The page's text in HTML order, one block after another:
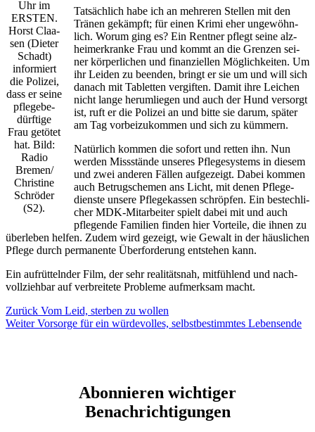
Uhr im
ERSTEN.
Horst Claa­
sen (Die­ter
Schadt)
infor­miert
die Poli­zei,
dass er sei­ne
pfle­ge­be­
dürf­ti­ge
Frau getö­tet
hat. Bild:
Radio
Bremen/​
Christine
Schrö­der
(S2).
Tat­säch­lich habe ich an meh­re­ren Stel­len mit den
Trä­nen gekämpft; für einen Kri­mi eher unge­wöhn­
lich. Wor­um ging es? Ein Rent­ner pflegt sei­ne alz­
hei­mer­kran­ke Frau und kommt an die Gren­zen sei­
ner kör­per­li­chen und finan­zi­el­len Mög­lich­kei­ten. Um
ihr Lei­den zu been­den, bringt er sie um und will sich
danach mit Tablet­ten ver­gif­ten. Damit ihre Lei­chen
nicht lan­ge her­um­lie­gen und auch der Hund ver­sorgt
ist, ruft er die Poli­zei an und bit­te sie dar­um, spä­ter
am Tag vor­bei­zu­kom­men und sich zu küm­mern.
Natür­lich kom­men die sofort und ret­ten ihn. Nun
wer­den Miss­stän­de unse­res Pfle­ge­sys­tems in die­sem
und zwei ande­ren Fäl­len auf­ge­zeigt. Dabei kom­men
auch Betrug­sche­men ans Licht, mit denen Pfle­ge­
diens­te unse­re Pfle­ge­kas­sen schröp­fen. Ein bestech­li­
cher MDK-Mit­ar­bei­ter spielt dabei mit und auch
pfle­gen­de Fami­li­en fin­den hier Vor­tei­le, die ihnen zu
über­le­ben hel­fen. Zudem wird gezeigt, wie Gewalt in der häus­li­chen
Pfle­ge durch per­ma­nen­te Über­for­de­rung ent­ste­hen kann.
Ein auf­rüt­teln­der Film, der sehr rea­li­täts­nah, mit­füh­lend und nach­
voll­zieh­bar auf ver­brei­te­te Pro­ble­me auf­merk­sam macht.
Beitragsnavigation
Zurück Vorheriger
Beitrag:
Vom Leid, sterben zu wollen
Weiter Nächster
Vorsorge für ein würdevolles, selbstbestimmtes Lebensende
Abonnieren wichtiger
Benachrichtigungen